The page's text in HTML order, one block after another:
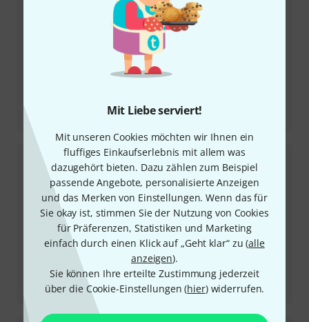
Mit Liebe serviert!
Mit unseren Cookies möchten wir Ihnen ein
fluffiges Einkaufserlebnis mit allem was
dazugehört bieten. Dazu zählen zum Beispiel
passende Angebote, personalisierte Anzeigen
und das Merken von Einstellungen. Wenn das für
Sie okay ist, stimmen Sie der Nutzung von Cookies
für Präferenzen, Statistiken und Marketing
einfach durch einen Klick auf „Geht klar“ zu (alle
anzeigen).
Sie können Ihre erteilte Zustimmung jederzeit
über die Cookie-Einstellungen (hier) widerrufen.
Superior Drummer 3
Testbericht
EZX Seventies Rock